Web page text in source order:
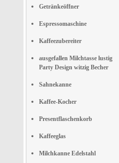
Getränkeöffner
Espressomaschine
Kaffeezubereiter
ausgefallen Milchtasse lustig
Party Design witzig Becher
Sahnekanne
Kaffee-Kocher
Presentflaschenkorb
Kaffeeglas
Milchkanne Edelstahl